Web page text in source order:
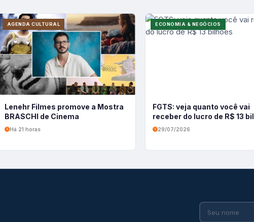
AGENDA CULTURAL
Lenehr Filmes promove a Mostra
BRASCHI de Cinema
Há 21 horas
ECONOMIA & NEGÓCIOS
FGTS: veja quanto você vai
receber do lucro de R$ 13
29/07/2026